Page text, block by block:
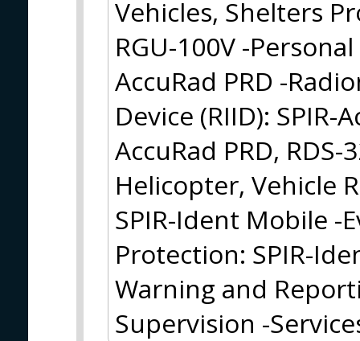
Vehicles, Shelters
RGU-100V -
AccuRad PRD -
Device (RIID): SPIR-
AccuRad PRD, RDS-
Helicopter, Vehicle
SPIR-Ident Mobile -
Protection: SPIR-
Warning and
Supervision -